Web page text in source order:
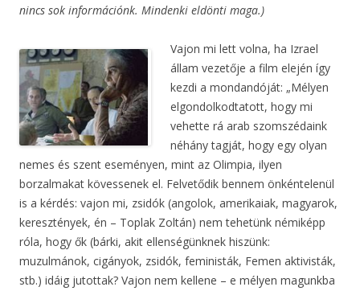
nincs sok információnk. Mindenki eldönti maga.)
Vajon mi lett volna, ha Izrael
állam vezetője a film elején így
kezdi a mondandóját: „Mélyen
elgondolkodtatott, hogy mi
vehette rá arab szomszédaink
néhány tagját, hogy egy olyan
nemes és szent eseményen, mint az Olimpia, ilyen
borzalmakat kövessenek el. Felvetődik bennem önkéntelenül
is a kérdés: vajon mi, zsidók (angolok, amerikaiak, magyarok,
keresztények, én – Toplak Zoltán) nem tehetünk némiképp
róla, hogy ők (bárki, akit ellenségünknek hiszünk:
muzulmánok, cigányok, zsidók, feministák, Femen aktivisták,
stb.) idáig jutottak? Vajon nem kellene – e mélyen magunkba